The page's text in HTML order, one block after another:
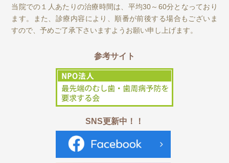
当院での１人あたりの治療時間は、平均30～60分となっており
ます。また、診療内容により、順番が前後する場合もございま
すので、予めご了承下さいますようお願い申し上げます。
参考サイト
SNS更新中！！